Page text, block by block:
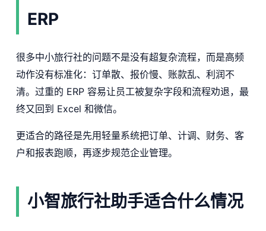
ERP
很多中小旅行社的问题不是没有超复杂流程，而是高频
动作没有标准化：订单散、报价慢、账款乱、利润不
清。过重的 ERP 容易让员工被复杂字段和流程劝退，最
终又回到 Excel 和微信。
更适合的路径是先用轻量系统把订单、计调、财务、客
户和报表跑顺，再逐步规范企业管理。
小智旅行社助手适合什么情况